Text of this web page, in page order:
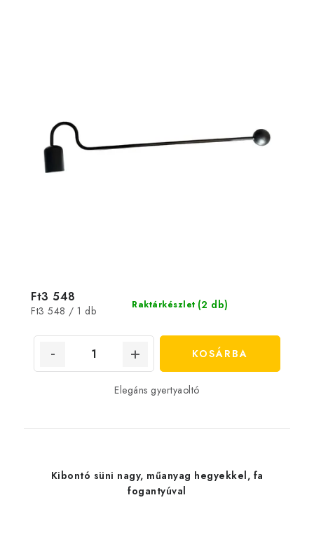
Raktárkészlet (2 db)
Ft3 548
Egységár:
Ft3 548 / 1 db
KOSÁRBA
Elegáns gyertyaoltó
Kibontó süni nagy, műanyag hegyekkel, fa
fogantyúval